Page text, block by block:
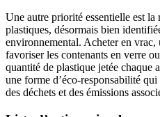
Une autre priorité essentielle est la
plastiques, désormais bien
environnemental. Acheter en vrac,
favoriser les contenants en verre
quantité de plastique jetée chaque
une forme d’éco-responsabilité
des déchets et des émissions